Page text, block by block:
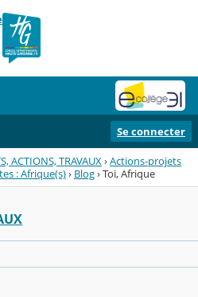
Se connecter
ACTIONS, TRAVAUX ›Actions-projets
: Afrique(s)› Blog›Toi, Afrique